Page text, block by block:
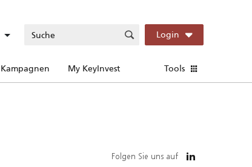
Login
Kampagnen My KeyInvest Tools
Folgen Sie uns auf